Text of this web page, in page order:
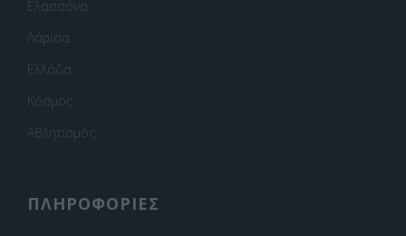
Ελασσόνα
Λάρισα
Ελλάδα
Κόσμος
Αθλητισμός
ΠΛΗΡΟΦΟΡΙΕΣ